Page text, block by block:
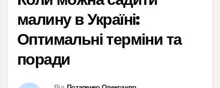
малину в Україні:
Оптимальні терміни та
поради